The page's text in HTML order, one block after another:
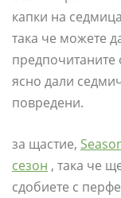
капки на
така че можете
предпочитаните
ясно дали
повредени.
за щастие,
сезон , така че
сдобиете с